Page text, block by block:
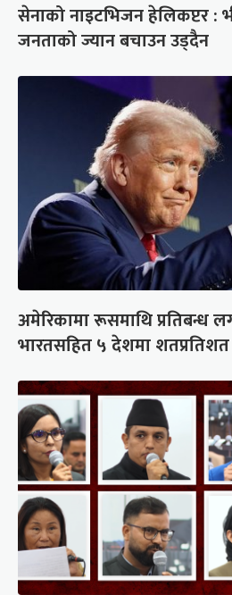
सेनाको नाइटभिजन हेलिकप्टर :
जनताको ज्यान बचाउन उड्दैन
अमेरिकामा रूसमाथि प्रतिबन्ध
भारतसहित ५ देशमा